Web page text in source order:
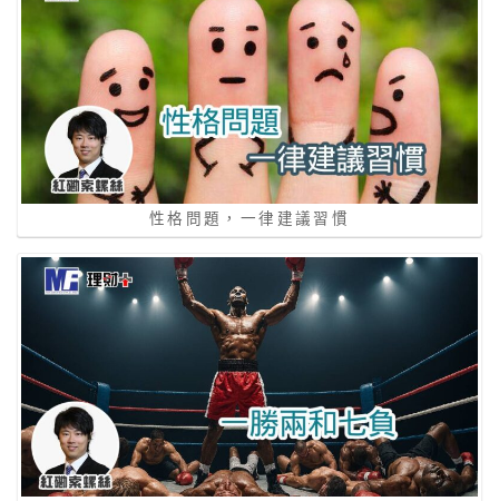
性格問題，一律建議習慣